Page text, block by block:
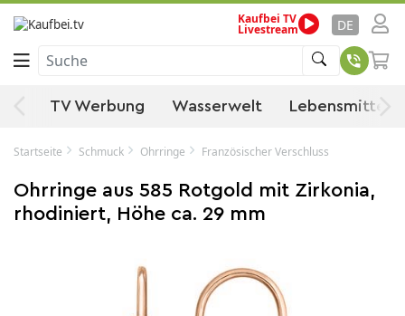
Kaufbei TV
Livestream DE
Suche
TV Werbung Wasserwelt Lebensmittel
Startseite Schmuck Ohrringe Französischer Verschluss
Ohrringe aus 585 Rotgold mit Zirkonia,
rhodiniert, Höhe ca. 29 mm